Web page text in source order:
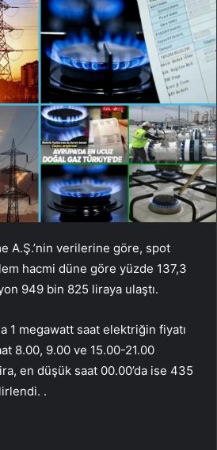
A.Ş.’nin verilerine göre, spot
hacmi düne göre yüzde 137,3
949 bin 825 liraya ulaştı.
1 megawatt saat elektriğin fiyatı
8.00, 9.00 ve 15.00-21.00
en düşük saat 00.00’da ise 435
.